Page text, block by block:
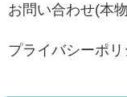
お問い合わせ(本
プライバシーポリ